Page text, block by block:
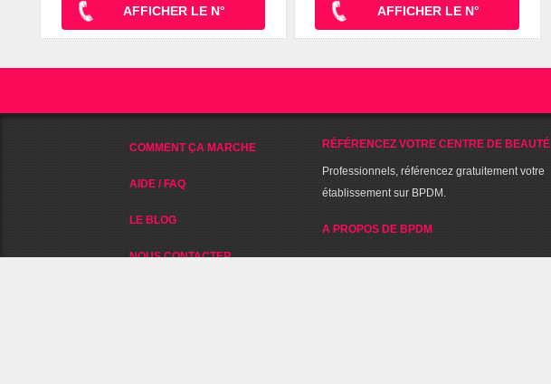
AFFICHER LE N° AFFICHER LE N°
COMMENT ÇA MARCHE
AIDE / FAQ
LE BLOG
NOUS CONTACTER
RÉFÉRENCEZ VOTRE CENTRE DE BEAUTÉ
Professionnels, référencez gratuitement votre
établissement sur BPDM.
A PROPOS DE BPDM